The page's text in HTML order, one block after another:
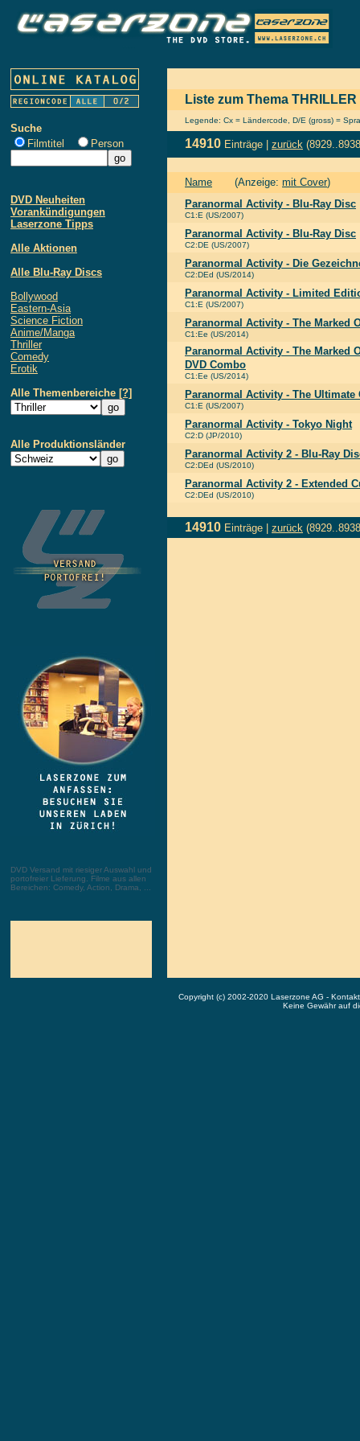
Suche
Filmtitel
Person
DVD Neuheiten
Vorankündigungen
Laserzone Tipps
Alle Aktionen
Alle Blu-Ray Discs
Bollywood
Eastern-Asia
Science Fiction
Anime/Manga
Thriller
Comedy
Erotik
Alle Themenbereiche [?]
Alle Produktionsländer
DVD Versand mit riesiger Auswahl und
portofreier Lieferung. Filme aus allen
Bereichen: Comedy, Action, Drama, ...
Liste zum Thema THRILLER
Legende: Cx = Ländercode, D/E (gross) =
14910 Einträge | zurück
Name (Anzeige: mit Cover)
Paranormal Activity - Blu-Ray Disc
C1:E (US/2007)
Paranormal Activity - Blu-Ray Disc
C2:DE (US/2007)
Paranormal Activity - Die
C2:DEd (US/2014)
Paranormal Activity - Limited
C1:E (US/2007)
Paranormal Activity - The Marked
C1:Ee (US/2014)
Paranormal Activity - The Marked
DVD Combo
C1:Ee (US/2014)
Paranormal Activity - The Ultimate
C1:E (US/2007)
Paranormal Activity - Tokyo Night
C2:D (JP/2010)
Paranormal Activity 2 - Blu-Ray
C2:DEd (US/2010)
Paranormal Activity 2 - Extended
C2:DEd (US/2010)
14910 Einträge | zurück
Copyright (c) 2002-2020 Laserzone AG -
Keine Gewähr auf